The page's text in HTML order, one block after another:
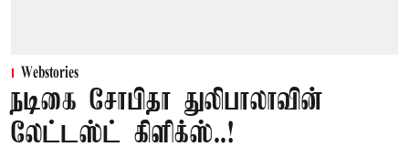
Webstories
நடிகை சோபிதா துலிபாலாவின்
லேட்டஸ்ட் கிளிக்ஸ்..!